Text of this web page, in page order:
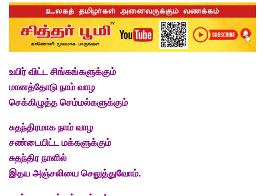
உயிர் விட்ட சிங்கங்களுக்கும்
மானத்தோடு நாம் வாழ
செக்கிழுத்த செம்மல்களுக்கும்
சுதந்திரமாக நாம் வாழ
சண்டையிட்ட மக்களுக்கும்
சுதந்திர நாளில்
இதய அஞ்சலியை செலுத்துவோம்.